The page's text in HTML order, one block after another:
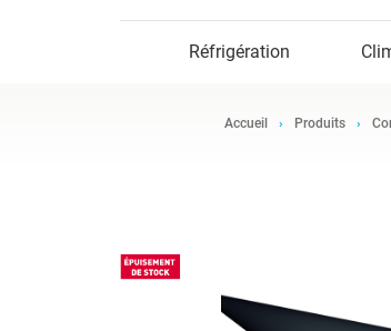
Réfrigération
Accueil Produits